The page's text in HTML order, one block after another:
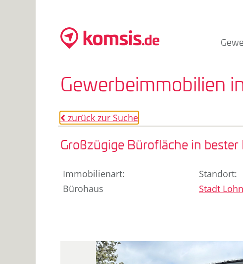
Gewerbeimmobilien
o zurück zur Suche
Großzügige Bürofläche in bester
Immobilienart:
Bürohaus
Standort:
Stadt